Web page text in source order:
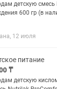
детскую смесь
600 гр (в
12 июля
питание
₸
детскую